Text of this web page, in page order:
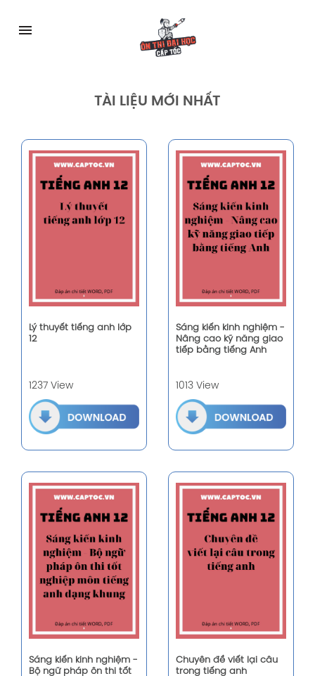
menu
TÀI LIỆU MỚI NHẤT
Lý thuyết tiếng anh lớp
12
1237 View
Sáng kiến kinh nghiệm -
Nâng cao kỹ năng giao
tiếp bằng tiếng Anh
1013 View
Sáng kiến kinh nghiệm -
Bộ ngữ pháp ôn thi tốt
Chuyên đề viết lại câu
trong tiếng anh